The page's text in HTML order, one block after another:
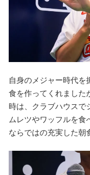
自身のメジャー時代を
食を作ってくれました
時は、クラブハウスで
ムレツやワッフルを
ならではの充実した朝